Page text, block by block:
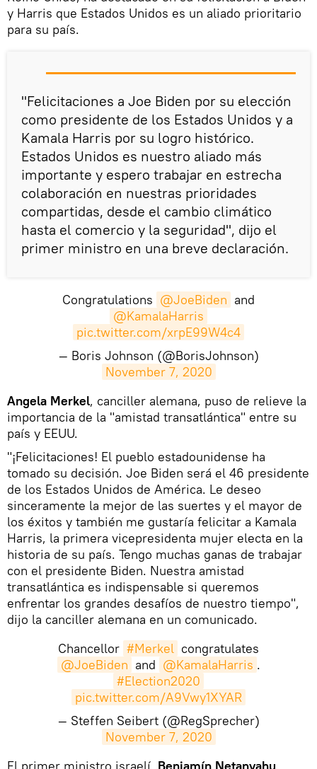
y Harris que Estados Unidos es un aliado prioritario
para su país.
"Felicitaciones a Joe Biden por su elección
como presidente de los Estados Unidos y a
Kamala Harris por su logro histórico.
Estados Unidos es nuestro aliado más
importante y espero trabajar en estrecha
colaboración en nuestras prioridades
compartidas, desde el cambio climático
hasta el comercio y la seguridad", dijo el
primer ministro en una breve declaración.
Congratulations @JoeBiden and
@KamalaHarris
pic.twitter.com/xrpE99W4c4
— Boris Johnson (@BorisJohnson)
November 7, 2020
​Angela Merkel, canciller alemana, puso de relieve la
importancia de la "amistad transatlántica" entre su
país y EEUU.
"¡Felicitaciones! El pueblo estadounidense ha
tomado su decisión. Joe Biden será el 46 presidente
de los Estados Unidos de América. Le deseo
sinceramente la mejor de las suertes y el mayor de
los éxitos y también me gustaría felicitar a Kamala
Harris, la primera vicepresidenta mujer electa en la
historia de su país. Tengo muchas ganas de trabajar
con el presidente Biden. Nuestra amistad
transatlántica es indispensable si queremos
enfrentar los grandes desafíos de nuestro tiempo",
dijo la canciller alemana en un comunicado.
Chancellor #Merkel congratulates
@JoeBiden and @KamalaHarris .
#Election2020
pic.twitter.com/A9Vwy1XYAR
— Steffen Seibert (@RegSprecher)
November 7, 2020
El primer ministro israelí, Benjamín Netanyahu